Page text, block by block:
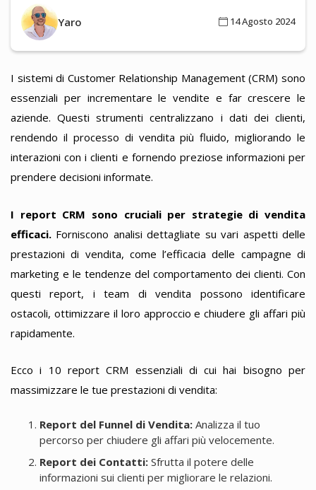
Yaro 14 Agosto 2024
I sistemi di Customer Relationship Management (CRM) sono
essenziali per incrementare le vendite e far crescere le
aziende. Questi strumenti centralizzano i dati dei clienti,
rendendo il processo di vendita più fluido, migliorando le
interazioni con i clienti e fornendo preziose informazioni per
prendere decisioni informate.
I report CRM sono cruciali per strategie di vendita
efficaci. Forniscono analisi dettagliate su vari aspetti delle
prestazioni di vendita, come l’efficacia delle campagne di
marketing e le tendenze del comportamento dei clienti. Con
questi report, i team di vendita possono identificare
ostacoli, ottimizzare il loro approccio e chiudere gli affari più
rapidamente.
Ecco i 10 report CRM essenziali di cui hai bisogno per
massimizzare le tue prestazioni di vendita:
Report del Funnel di Vendita:Analizza il tuo
percorso per chiudere gli affari più velocemente.
Report dei Contatti:Sfrutta il potere delle
informazioni sui clienti per migliorare le relazioni.